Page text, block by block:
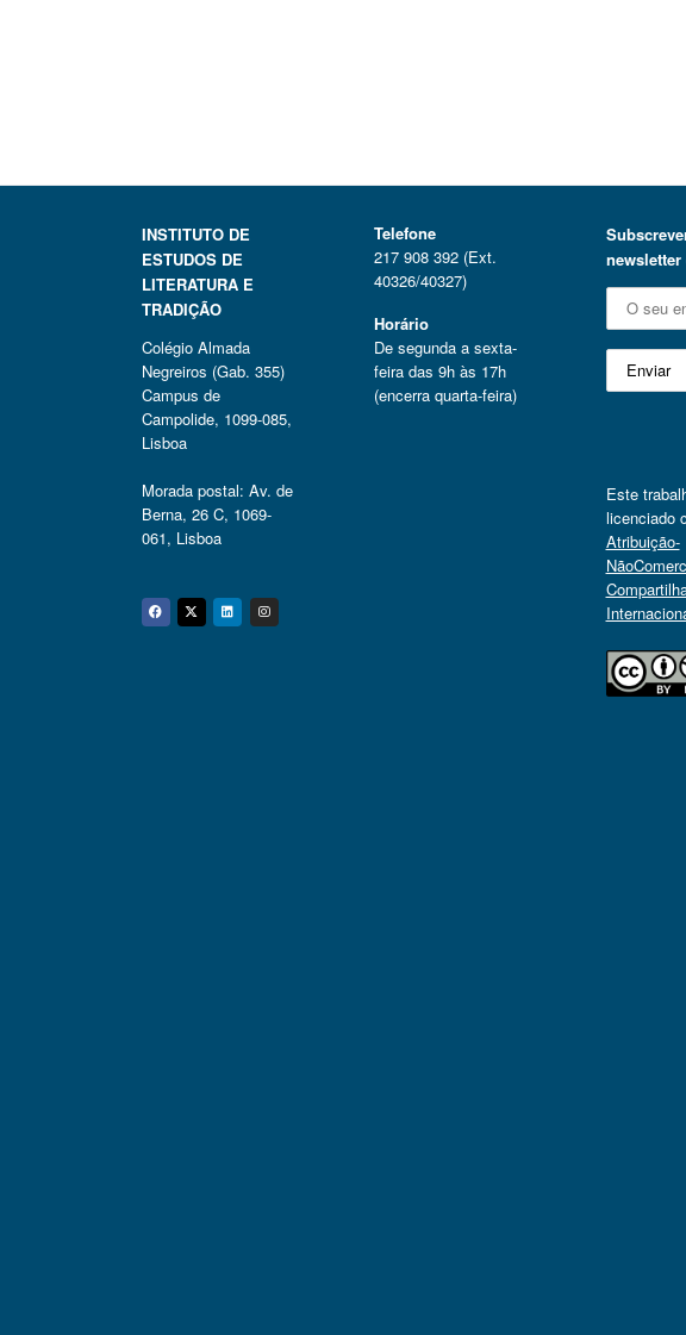
INSTITUTO DE
ESTUDOS DE
LITERATURA E
TRADIÇÃO
Colégio Almada
Negreiros (Gab. 355)
Campus de
Campolide, 1099-085,
Lisboa
Morada postal: Av. de
Berna, 26 C, 1069-
061, Lisboa
Facebook
Twitter
Linkedin
Instagram
Telefone
217 908 392 (Ext.
40326/40327)
Horário
De segunda a sexta-
feira das 9h às 17h
(encerra quarta-feira)
newsletter
Este
licenciado
Atribuição-